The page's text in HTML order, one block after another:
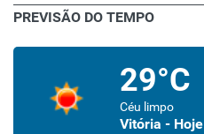
PREVISÃO DO TEMPO
29°C
Céu limpo
Vitória - Hoje